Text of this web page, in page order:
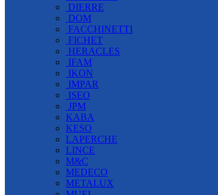
DIERRE
DOM
FACCHINETTI
FICHET
HERACLES
IFAM
IKON
IMPAR
ISEO
JPM
KABA
KESO
LAPERCHE
LINCE
M&C
MEDECO
METALUX